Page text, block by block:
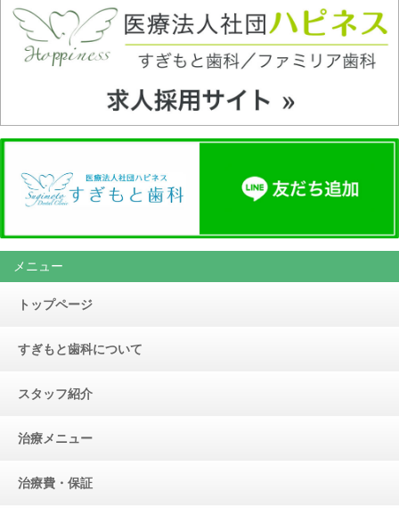
メニュー
トップページ
すぎもと歯科について
スタッフ紹介
治療メニュー
治療費・保証